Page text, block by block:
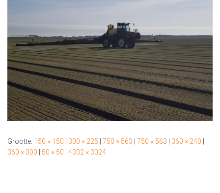
Grootte: 150 × 150 | 300 × 225 | 750 × 563 | 750 × 563 | 360 × 240 |
360 × 300 | 50 × 50 | 4032 × 3024